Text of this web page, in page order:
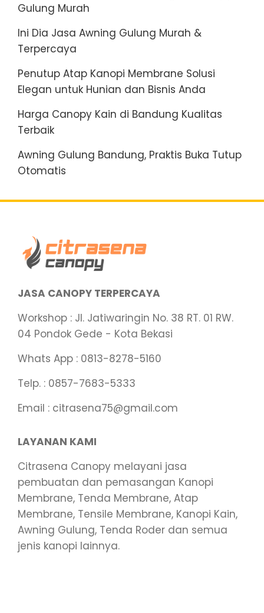
Gulung Murah
Ini Dia Jasa Awning Gulung Murah &
Terpercaya
Penutup Atap Kanopi Membrane Solusi
Elegan untuk Hunian dan Bisnis Anda
Harga Canopy Kain di Bandung Kualitas
Terbaik
Awning Gulung Bandung, Praktis Buka Tutup
Otomatis
JASA CANOPY TERPERCAYA
Workshop : Jl. Jatiwaringin No. 38 RT. 01 RW.
04 Pondok Gede - Kota Bekasi
Whats App : 0813-8278-5160
Telp. : 0857-7683-5333
Email : citrasena75@gmail.com
LAYANAN KAMI
Citrasena Canopy melayani jasa
pembuatan dan pemasangan Kanopi
Membrane, Tenda Membrane, Atap
Membrane, Tensile Membrane, Kanopi Kain,
Awning Gulung, Tenda Roder dan semua
jenis kanopi lainnya.